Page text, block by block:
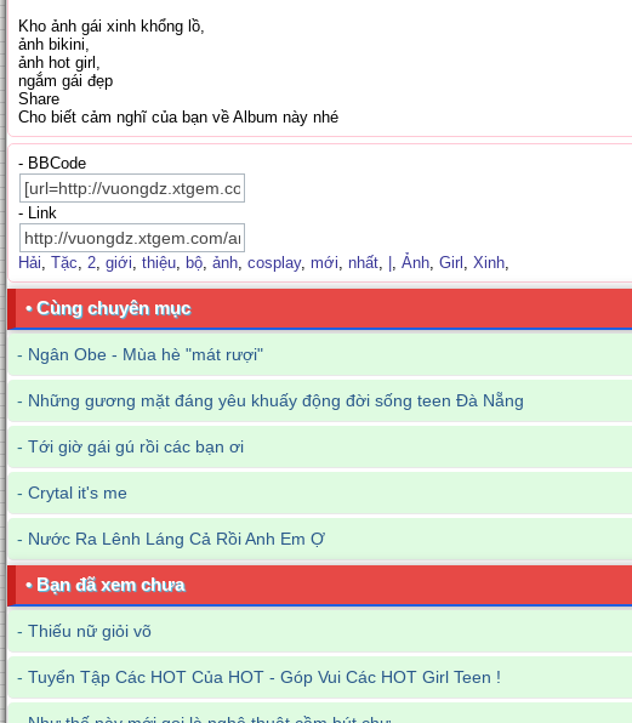
Kho ảnh gái xinh khổng lồ,
ảnh bikini,
ảnh hot girl,
ngắm gái đẹp
Share
Cho biết cảm nghĩ của bạn về Album này nhé
- BBCode
- Link
Hải, Tặc, 2, giới, thiệu, bộ, ảnh, cosplay, mới, nhất, , Ảnh, Girl , Xinh,
• Cùng chuyên mục
- Ngân Obe - Mùa hè "mát rượi"
- Những gương mặt đáng yêu khuấy động đời sống teen Đà Nẵng
- Tới giờ gái gú rồi các bạn ơi
- Crytal it's me
- Nước Ra Lênh Láng Cả Rồi Anh Em Ợ
• Bạn đã xem chưa
- Thiếu nữ giỏi võ
- Tuyển Tập Các HOT Của HOT - Góp Vui Các HOT Girl Teen !